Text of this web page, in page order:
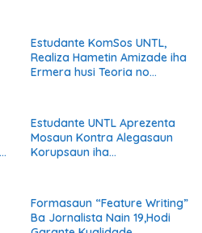
Estudante KomSos UNTL,
Realiza Hametin Amizade iha
Ermera husi Teoria no
Estudante UNTL Aprezenta
Mosaun Kontra Alegasaun
Korupsaun iha
Formasaun “Feature Writing”
Ba Jornalista Nain 19,Hodi